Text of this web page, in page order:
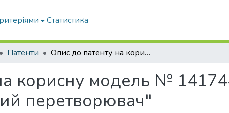
Статистика
Патенти Опис до патенту на корисну модель № 141744 "Універсальний механоелектричний перетворювач"
корисну модель №
перетворювач"